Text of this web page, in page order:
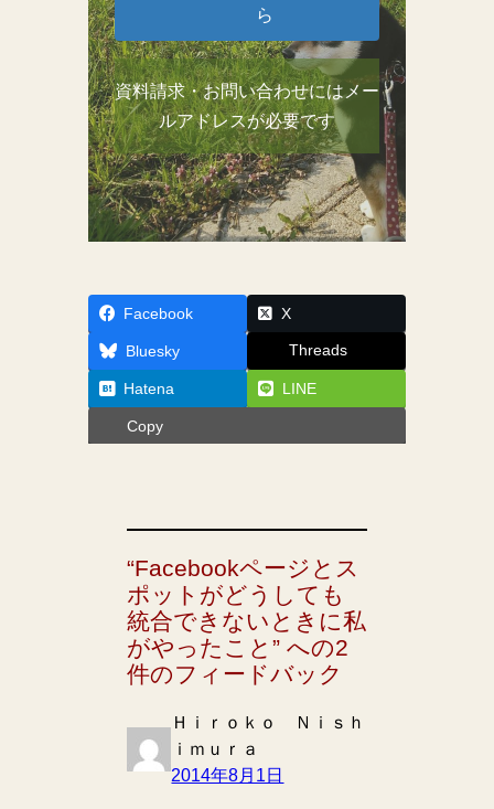
ら
資料請求・お問い合わせにはメー
ルアドレスが必要です
Facebook X
Bluesky Threads
Hatena LINE
Copy
“Facebookページとス
ポットがどうしても
統合できないときに私
がやったこと” への2
件のフィードバック
Ｈｉｒｏｋｏ Ｎｉｓｈ
ｉｍｕｒａ
2014年8月1日